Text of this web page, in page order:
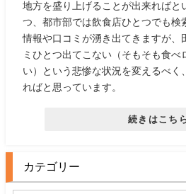
地方を盛り上げることが出来ればと
つ、都市部では飲食店ひとつでも検
情報や口コミが湧き出てきますが、
ミひとつ出てこない（そもそも食べ
い）という悲惨な状況を変えるべく
ればと思っています。
続きはこち
カテゴリー